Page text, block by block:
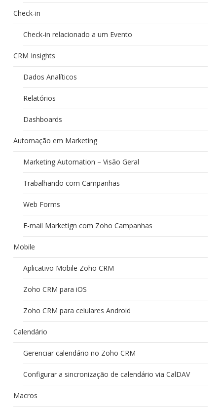
Check-in
Check-in relacionado a um Evento
CRM Insights
Dados Analíticos
Relatórios
Dashboards
Automação em Marketing
Marketing Automation – Visão Geral
Trabalhando com Campanhas
Web Forms
E-mail Marketign com Zoho Campanhas
Mobile
Aplicativo Mobile Zoho CRM
Zoho CRM para iOS
Zoho CRM para celulares Android
Calendário
Gerenciar calendário no Zoho CRM
Configurar a sincronização de calendário via CalDAV
Macros